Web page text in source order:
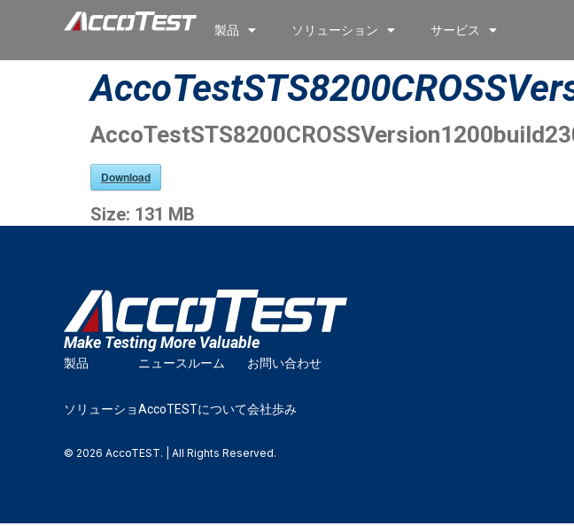
製品 ソリューション サービス
Download
Size: 131 MB
Make Testing More Valuable
製品
ソリューショ
ニュースルーム
AccoTESTについて
お問い合わせ
会社歩み
© 2026 AccoTEST. | All Rights Reserved.